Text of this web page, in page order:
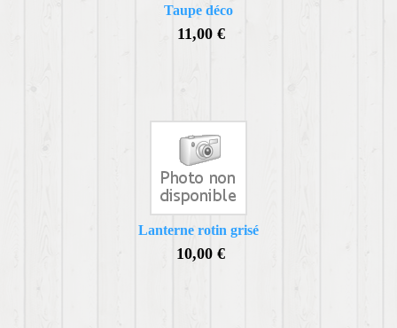
Taupe déco
11,00 €
Lanterne rotin grisé
10,00 €